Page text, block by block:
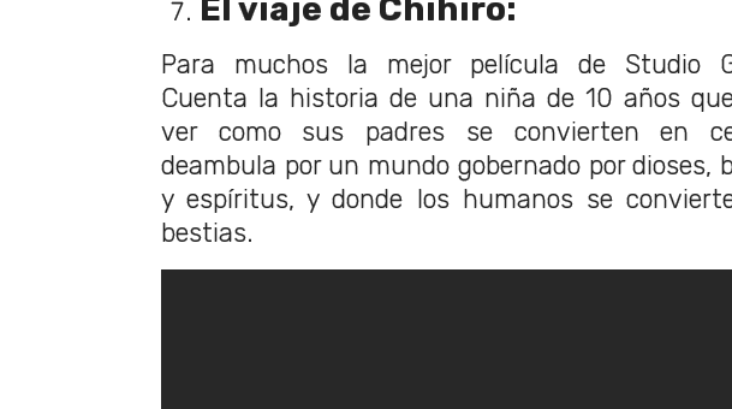
El viaje de Chihiro:
Para muchos la mejor película de Studio
Cuenta la historia de una niña de 10 años
ver como sus padres se convierten en
deambula por un mundo gobernado por dioses,
y espíritus, y donde los humanos se
bestias.